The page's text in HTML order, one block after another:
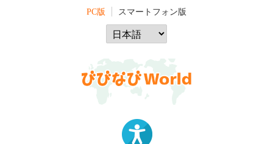
PC版 スマートフォン版